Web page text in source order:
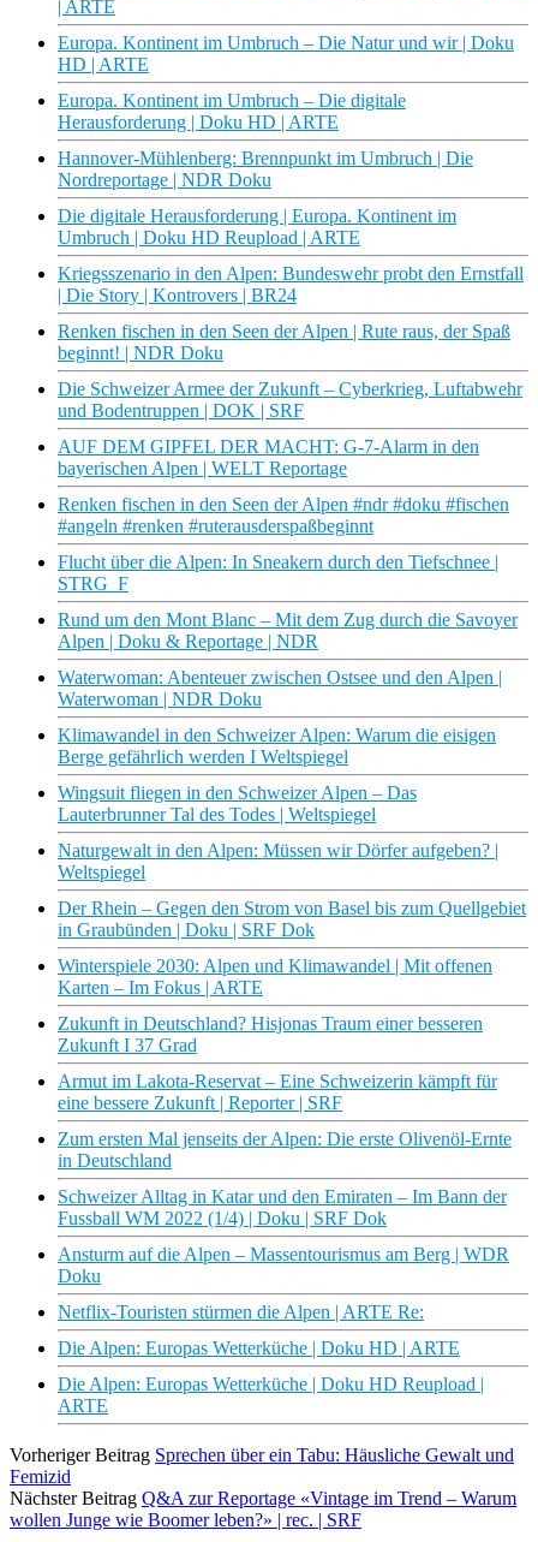
| ARTE
Europa. Kontinent im Umbruch – Die Natur und wir | Doku
HD | ARTE
Europa. Kontinent im Umbruch – Die digitale
Herausforderung | Doku HD | ARTE
Hannover-Mühlenberg: Brennpunkt im Umbruch | Die
Nordreportage | NDR Doku
Die digitale Herausforderung | Europa. Kontinent im
Umbruch | Doku HD Reupload | ARTE
Kriegsszenario in den Alpen: Bundeswehr probt den Ernstfall
| Die Story | Kontrovers | BR24
Renken fischen in den Seen der Alpen | Rute raus, der Spaß
beginnt! | NDR Doku
Die Schweizer Armee der Zukunft – Cyberkrieg, Luftabwehr
und Bodentruppen | DOK | SRF
AUF DEM GIPFEL DER MACHT: G-7-Alarm in den
bayerischen Alpen | WELT Reportage
Renken fischen in den Seen der Alpen #ndr #doku #fischen
#angeln #renken #ruterausderspaßbeginnt
Flucht über die Alpen: In Sneakern durch den Tiefschnee |
STRG_F
Rund um den Mont Blanc – Mit dem Zug durch die Savoyer
Alpen | Doku & Reportage | NDR
Waterwoman: Abenteuer zwischen Ostsee und den Alpen |
Waterwoman | NDR Doku
Klimawandel in den Schweizer Alpen: Warum die eisigen
Berge gefährlich werden I Weltspiegel
Wingsuit fliegen in den Schweizer Alpen – Das
Lauterbrunner Tal des Todes | Weltspiegel
Naturgewalt in den Alpen: Müssen wir Dörfer aufgeben? |
Weltspiegel
Der Rhein – Gegen den Strom von Basel bis zum Quellgebiet
in Graubünden | Doku | SRF Dok
Winterspiele 2030: Alpen und Klimawandel | Mit offenen
Karten – Im Fokus | ARTE
Zukunft in Deutschland? Hisjonas Traum einer besseren
Zukunft I 37 Grad
Armut im Lakota-Reservat – Eine Schweizerin kämpft für
eine bessere Zukunft | Reporter | SRF
Zum ersten Mal jenseits der Alpen: Die erste Olivenöl-Ernte
in Deutschland
Schweizer Alltag in Katar und den Emiraten – Im Bann der
Fussball WM 2022 (1/4) | Doku | SRF Dok
Ansturm auf die Alpen – Massentourismus am Berg | WDR
Doku
Netflix-Touristen stürmen die Alpen | ARTE Re:
Die Alpen: Europas Wetterküche | Doku HD | ARTE
Die Alpen: Europas Wetterküche | Doku HD Reupload |
ARTE
Vorheriger Beitrag Sprechen über ein Tabu: Häusliche Gewalt und
Femizid
Nächster Beitrag Q&A zur Reportage «Vintage im Trend – Warum
wollen Junge wie Boomer leben?» | rec. | SRF